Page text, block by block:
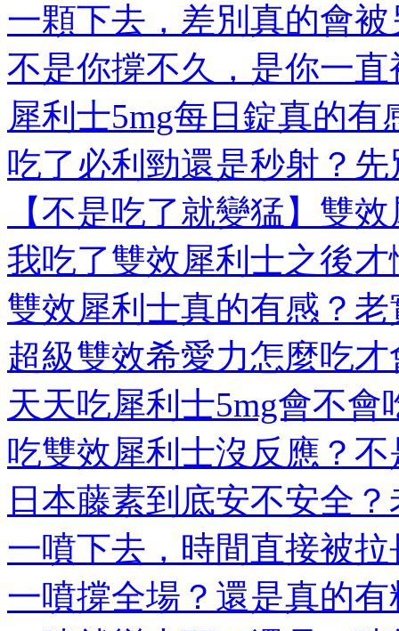
一顆下去，差別真的會
不是你撐不久，是你一
犀利士5mg每日錠真的有
吃了必利勁還是秒射？
【不是吃了就變猛】雙
我吃了雙效犀利士之後
雙效犀利士真的有感？
超級雙效希愛力怎麼吃
天天吃犀利士5mg會不會
吃雙效犀利士沒反應？
日本藤素到底安不安全
一噴下去，時間直接被
一噴撐全場？還是真的